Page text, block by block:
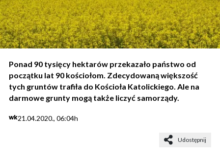
Ponad 90 tysięcy hektarów przekazało państwo od
początku lat 90 kościołom. Zdecydowaną większość
tych gruntów trafiła do Kościoła Katolickiego. Ale na
darmowe grunty mogą także liczyć samorządy.
wk21.04.2020., 06:04h
Udostępnij